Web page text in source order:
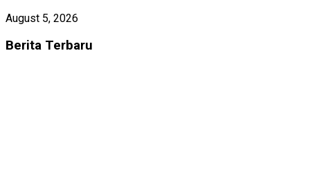
August 5, 2026
Berita Terbaru